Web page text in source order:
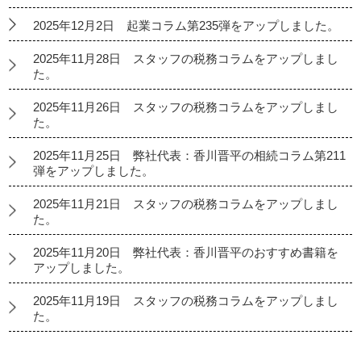
2025年12月2日 起業コラム第235弾をアップしました。
2025年11月28日 スタッフの税務コラムをアップしまし
た。
2025年11月26日 スタッフの税務コラムをアップしまし
た。
2025年11月25日 弊社代表：香川晋平の相続コラム第211
弾をアップしました。
2025年11月21日 スタッフの税務コラムをアップしまし
た。
2025年11月20日 弊社代表：香川晋平のおすすめ書籍を
アップしました。
2025年11月19日 スタッフの税務コラムをアップしまし
た。